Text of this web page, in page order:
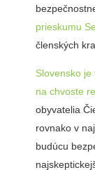
prieskumu
členských
Slovensko
na chvoste
obyvatelia
rovnako v
budúcu